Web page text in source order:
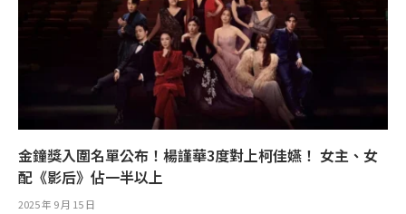
金鐘獎入圍名單公布！楊謹華3度對上柯佳嬿！ 女主、女
配《影后》佔一半以上
2025 年 9 月 15 日